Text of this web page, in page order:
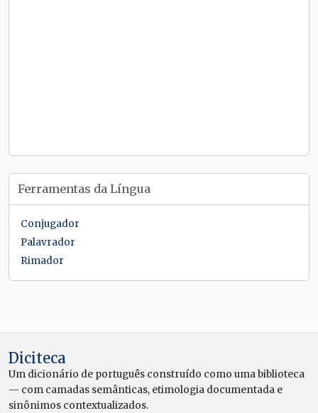
Ferramentas da Língua
Conjugador
Palavrador
Rimador
Diciteca
Um dicionário de português construído como uma biblioteca
— com camadas semânticas, etimologia documentada e
sinônimos contextualizados.